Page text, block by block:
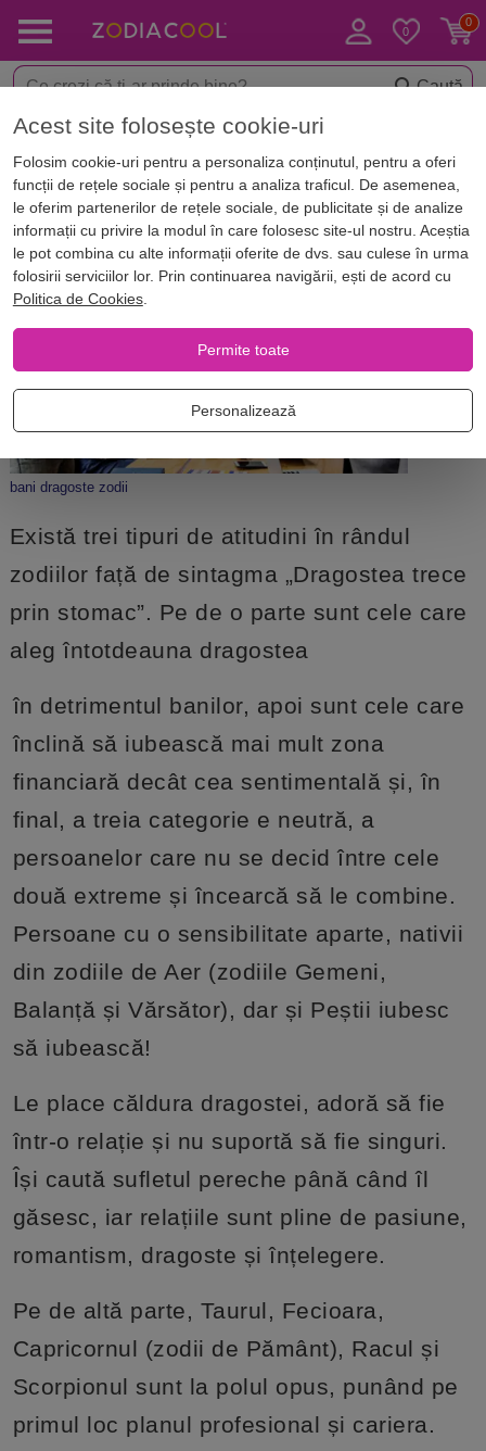
Caută
Acasă Blog Horoscop. Zodii
Bani sau dragoste? Ce alegi în
funcție de zodie?
bani dragoste zodii
Există trei tipuri de atitudini în rândul
zodiilor față de sintagma „Dragostea trece
prin stomac”. Pe de o parte sunt cele care
aleg întotdeauna dragostea
în detrimentul banilor, apoi sunt cele care
înclină să iubească mai mult zona
financiară decât cea sentimentală și, în
final, a treia categorie e neutră, a
persoanelor care nu se decid între cele
două extreme și încearcă să le combine.
Persoane cu o sensibilitate aparte, nativii
din zodiile de Aer (zodiile Gemeni,
Balanță și Vărsător), dar și Peștii iubesc
să iubească!
Le place căldura dragostei, adoră să fie
într-o relație și nu suportă să fie singuri.
Își caută sufletul pereche până când îl
găsesc, iar relațiile sunt pline de pasiune,
romantism, dragoste și înțelegere.
Pe de altă parte, Taurul, Fecioara,
Capricornul (zodii de Pământ), Racul și
Scorpionul sunt la polul opus, punând pe
primul loc planul profesional și cariera.
Acest site folosește cookie-uri
Folosim cookie-uri pentru a personaliza conținutul, pentru a oferi
funcții de rețele sociale și pentru a analiza traficul. De asemenea,
le oferim partenerilor de rețele sociale, de publicitate și de analize
informații cu privire la modul în care folosesc site-ul nostru. Aceștia
le pot combina cu alte informații oferite de dvs. sau culese în urma
folosirii serviciilor lor. Prin continuarea navigării, ești de acord cu
Politica de Cookies.
Permite toate
Personalizează